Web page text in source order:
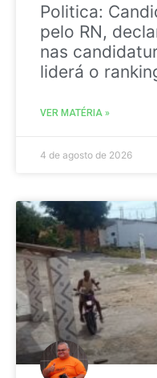
Politica:
pelo RN,
nas
liderá o
VER MATÉRIA »
4 de agosto de 2026